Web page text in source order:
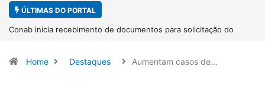
ÚLTIMAS DO PORTAL
Conab inicia recebimento de documentos para solicitação do
Home Destaques Aumentam casos de…